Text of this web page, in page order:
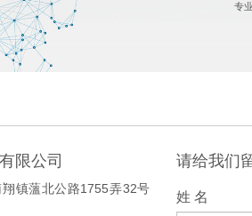
专
限公司
镇薀北公路1755弄32号
请给我们
姓 名